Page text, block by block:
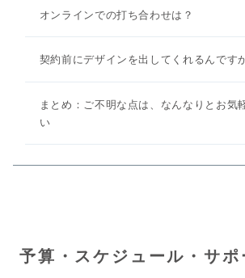
オンラインでの打ち合わせは？
契約前にデザインを出してくれるんです
まとめ：ご不明な点は、なんなりとお気
い
予算・スケジュール・サポ